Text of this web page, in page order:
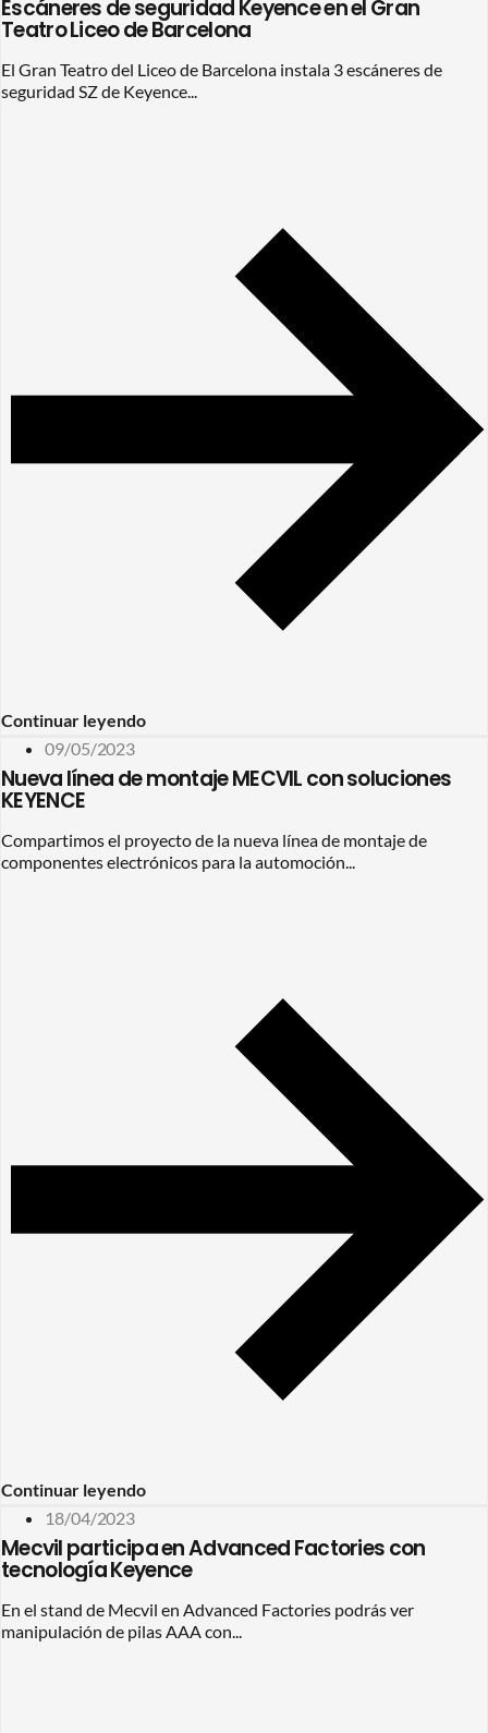
Escáneres de seguridad Keyence en el Gran
Teatro Liceo de Barcelona
El Gran Teatro del Liceo de Barcelona instala 3 escáneres de
seguridad SZ de Keyence...
Continuar leyendo
09/05/2023
Nueva línea de montaje MECVIL con soluciones
KEYENCE
Compartimos el proyecto de la nueva línea de montaje de
componentes electrónicos para la automoción...
Continuar leyendo
18/04/2023
Mecvil participa en Advanced Factories con
tecnología Keyence
En el stand de Mecvil en Advanced Factories podrás ver
manipulación de pilas AAA con...